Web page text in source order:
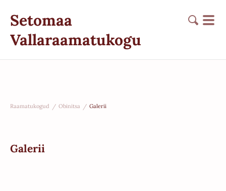
Setomaa
Vallaraamatukogu
Raamatukogud / Obinitsa / Galerii
Galerii